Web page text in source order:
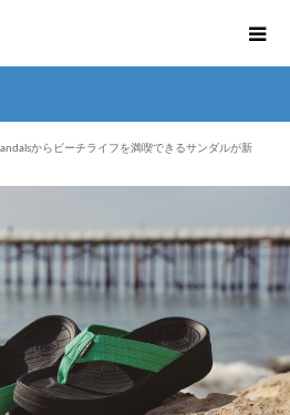
からビーチライフを満喫できるサンダルが新